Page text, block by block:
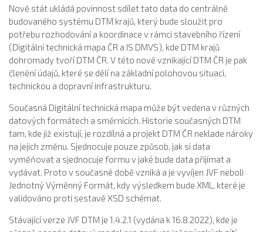
Nově stát ukládá povinnost sdílet tato data do centrálně
budovaného systému DTM krajů, který bude sloužit pro
potřebu rozhodování a koordinace v rámci stavebního řízení
(Digitální technická mapa ČR a IS DMVS), kde DTM krajů
dohromady tvoří DTM ČR. V této nově vznikající ‍DTM ČR je pak
členění údajů, které se dělí na základní polohovou situaci,
technickou a dopravní infrastrukturu.
Současná Digitální technická mapa může být vedena v různých
datových formátech a směrnicích. Historie současných DTM
tam, kde již existují, je rozdílná a projekt DTM ČR neklade nároky
na jejich změnu. Sjednocuje pouze způsob, jak si data
vyměňovat a sjednocuje formu v jaké bude data přijímat a
vydávat. Proto v současné době vzniká a je vyvíjen JVF neboli
Jednotný Výměnný Formát, kdy výsledkem bude XML, které je
validováno proti sestavě XSD schémat.
Stávající verze JVF DTM je 1.4.2.1 (vydána k 16.8.2022), kde je